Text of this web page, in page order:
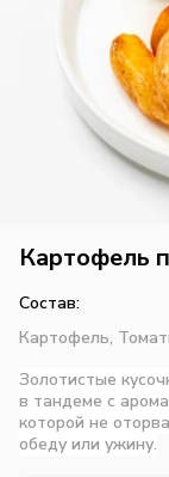
Картофель
Состав:
Картофель,
Золотистые
в тандеме с
которой не
обеду или ужину.